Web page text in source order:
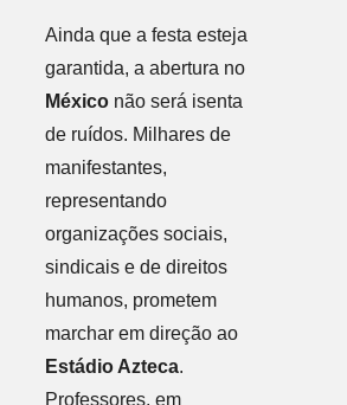
Ainda que a festa esteja
garantida, a abertura no
Méxiconão será isenta
de ruídos. Milhares de
manifestantes,
representando
organizações sociais,
sindicais e de direitos
humanos, prometem
marchar em direção ao
Estádio Azteca.
Professores, em